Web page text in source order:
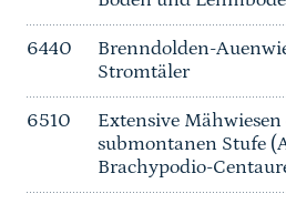
6440
Brenndolden-
Stromtäler
6510
Extensive
submontanen Stufe
Brachypodio-